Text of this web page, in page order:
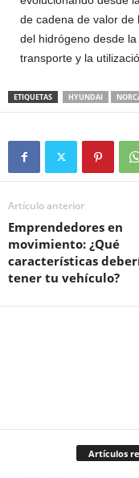
de cadena de valor de
del hidrógeno desde
transporte y la
ETIQUETAS HYUNDAI
Artículo anterior
Emprendedores en
movimiento: ¿Qué
características
tener tu vehículo?
Artículos